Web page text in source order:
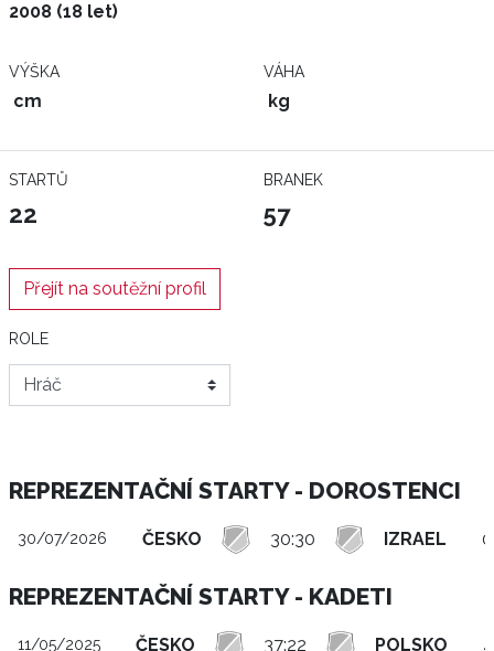
2008 (18 let)
VÝŠKA
cm
VÁHA
kg
STARTŮ
22
BRANEK
57
Přejít na soutěžní profil
ROLE
REPREZENTAČNÍ STARTY - DOROSTENCI
30/07/2026 ČESKO 30:30 IZRAEL
REPREZENTAČNÍ STARTY - KADETI
11/05/2025 ČESKO 37:22 POLSKO